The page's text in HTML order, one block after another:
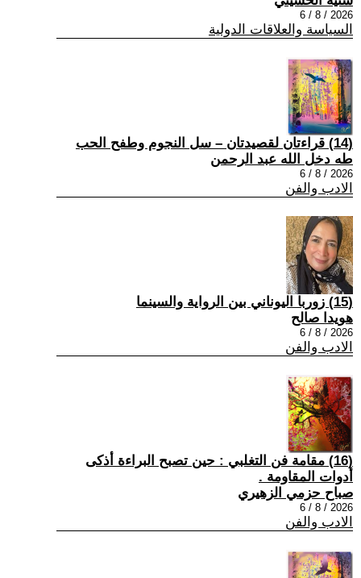
2026 / 8 / 6
السياسة والعلاقات الدولية
(14) قراءتان لقصيدتان – سل النجوم وطفح الحب
طه دخل الله عبد الرحمن
2026 / 8 / 6
الادب والفن
(15) زوربا اليوناني بين الرواية والسينما
هويدا صالح
2026 / 8 / 6
الادب والفن
(16) مقامة فن التغلبي : حين تصبح البراءة أذكى
أدوات المقاومة .
صباح حزمي الزهيري
2026 / 8 / 6
الادب والفن